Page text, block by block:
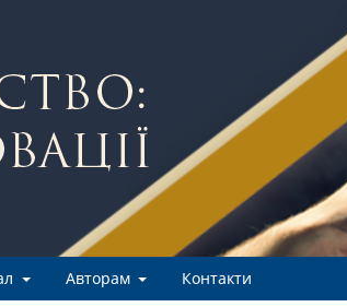
Авторам Контакти